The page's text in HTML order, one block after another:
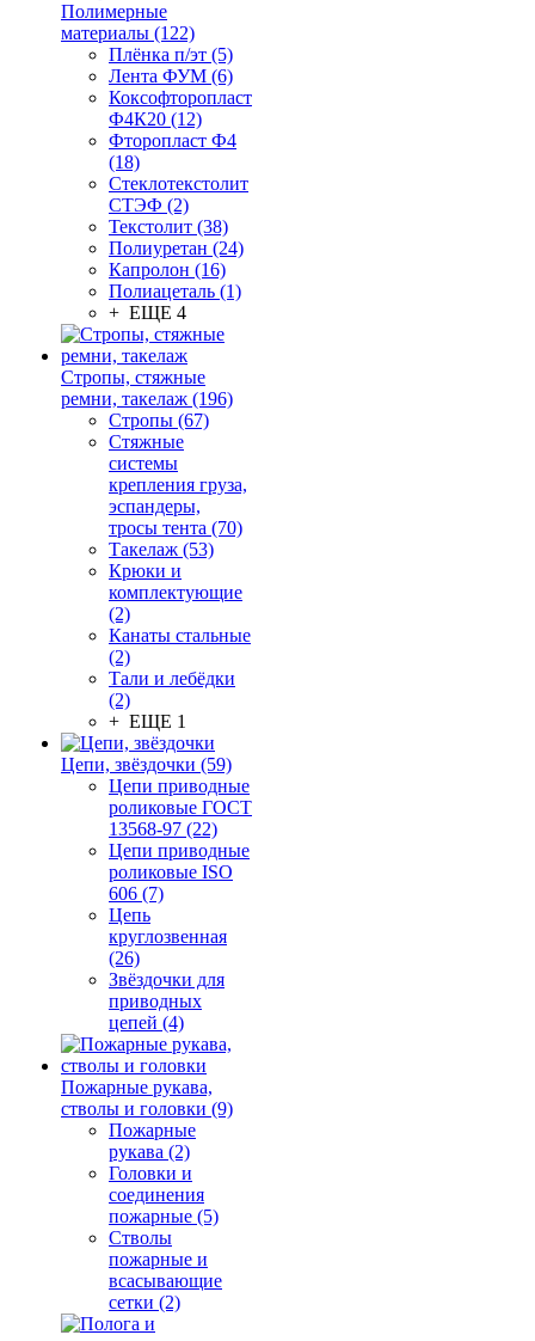
Полимерные
материалы (122)
Плёнка п/эт (5)
Лента ФУМ (6)
Коксофторопласт
Ф4К20 (12)
Фторопласт Ф4
(18)
Стеклотекстолит
СТЭФ (2)
Текстолит (38)
Полиуретан (24)
Капролон (16)
Полиацеталь (1)
+ ЕЩЕ 4
Стропы, стяжные
ремни, такелаж (196)
Стропы (67)
Стяжные
системы
крепления груза,
эспандеры,
тросы тента (70)
Такелаж (53)
Крюки и
комплектующие
(2)
Канаты стальные
(2)
Тали и лебёдки
(2)
+ ЕЩЕ 1
Цепи, звёздочки (59)
Цепи приводные
роликовые ГОСТ
13568-97 (22)
Цепи приводные
роликовые ISO
606 (7)
Цепь
круглозвенная
(26)
Звёздочки для
приводных
цепей (4)
Пожарные рукава,
стволы и головки (9)
Пожарные
рукава (2)
Головки и
соединения
пожарные (5)
Стволы
пожарные и
всасывающие
сетки (2)